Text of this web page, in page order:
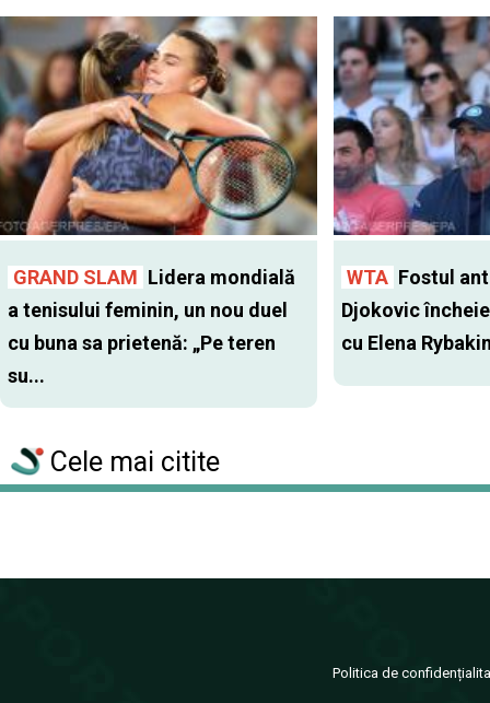
GRAND SLAM Lidera mondială
a tenisului feminin, un nou duel
cu buna sa prietenă: „Pe teren
su...
WTA Fostul
Djokovic
cu Elena
Cele mai citite
Politica de